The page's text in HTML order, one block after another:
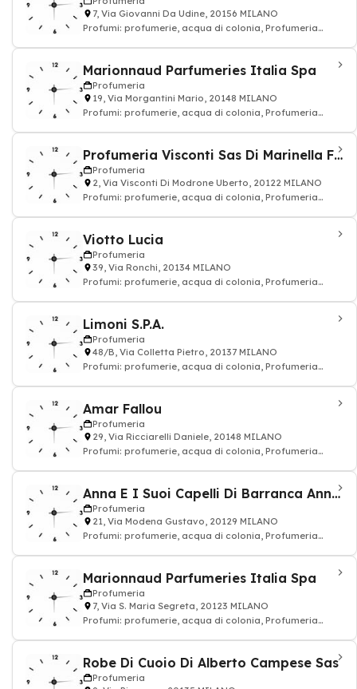
7, Via Giovanni Da Udine, 20156 MILANO
Profumi: profumerie, acqua di colonia, Profumeria
Marionnaud Parfumeries Italia Spa
Profumeria
19, Via Morgantini Mario, 20148 MILANO
Profumi: profumerie, acqua di colonia, Profumeria
Profumeria Visconti Sas Di Marinella Frigoni
Profumeria
2, Via Visconti Di Modrone Uberto, 20122 MILANO
Profumi: profumerie, acqua di colonia, Profumeria
Viotto Lucia
Profumeria
39, Via Ronchi, 20134 MILANO
Profumi: profumerie, acqua di colonia, Profumeria
Limoni S.P.A.
Profumeria
48/B, Via Colletta Pietro, 20137 MILANO
Profumi: profumerie, acqua di colonia, Profumeria
Amar Fallou
Profumeria
29, Via Ricciarelli Daniele, 20148 MILANO
Profumi: profumerie, acqua di colonia, Profumeria
Anna E I Suoi Capelli Di Barranca Anna Maria
Profumeria
21, Via Modena Gustavo, 20129 MILANO
Profumi: profumerie, acqua di colonia, Profumeria
Marionnaud Parfumeries Italia Spa
Profumeria
7, Via S. Maria Segreta, 20123 MILANO
Profumi: profumerie, acqua di colonia, Profumeria
Robe Di Cuoio Di Alberto Campese Sas
Profumeria